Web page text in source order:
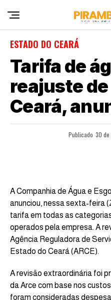
ESTADO DO CEARÁ
Tarifa de
reajuste
Ceará,
Publicado 30 de
A Companhia de Água e
anunciou, nessa sexta-feira
tarifa em todas as
operados pela empresa. A
Agência Reguladora de
Estado do Ceará (ARCE).
A revisão extraordinária foi
da Arce com base nos
foram consideradas